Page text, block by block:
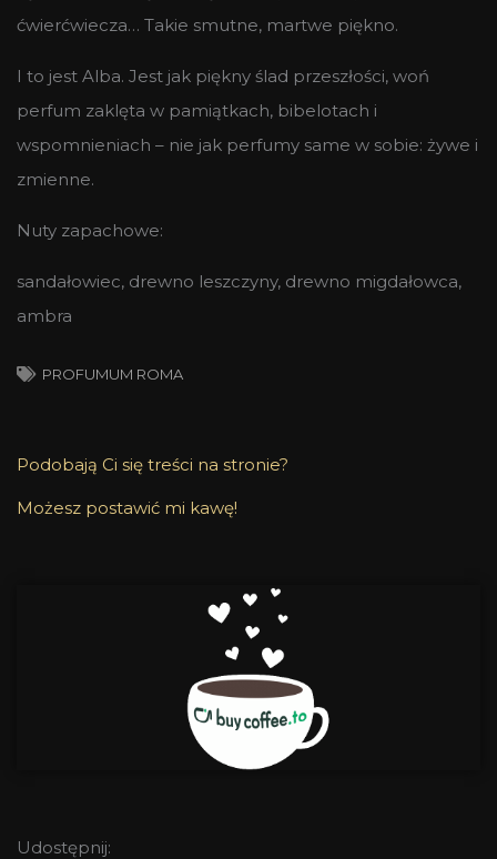
ćwierćwiecza… Takie smutne, martwe piękno.
I to jest Alba. Jest jak piękny ślad przeszłości, woń
perfum zaklęta w pamiątkach, bibelotach i
wspomnieniach – nie jak perfumy same w sobie: żywe i
zmienne.
Nuty zapachowe:
sandałowiec, drewno leszczyny, drewno migdałowca,
ambra
PROFUMUM ROMA
Podobają Ci się treści na stronie?
Możesz postawić mi kawę!
Udostępnij: